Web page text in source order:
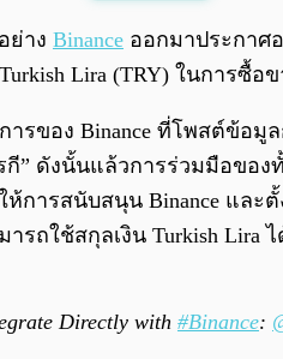
ย่าง Binance ออกมาประกาศ
Lira (TRY) ในการซื้
รของ Binance ที่โพสต์ข้อ
ดังนั้นแล้วการร่วมมือของ
ห้การสนับสนุน Binance แล
ารถใช้สกุลเงิน Turkish
Directly with #Binance: